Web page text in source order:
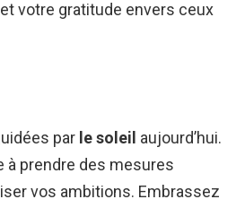
votre gratitude envers ceux
par le soleil aujourd’hui.
à prendre des mesures
vos ambitions. Embrassez